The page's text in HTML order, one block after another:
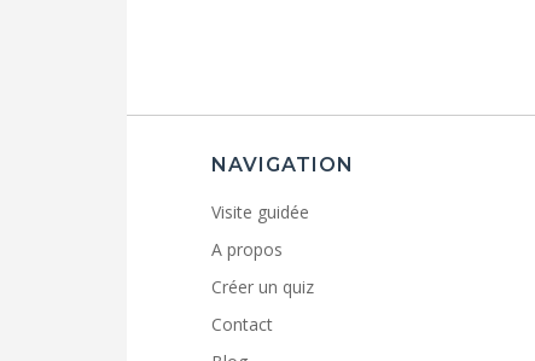
NAVIGATION
Visite guidée
A propos
Créer un quiz
Contact